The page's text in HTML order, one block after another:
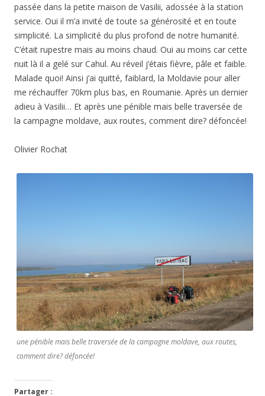
passée dans la petite maison de Vasilii, adossée à la station
service. Oui il m’a invité de toute sa générosité et en toute
simplicité. La simplicité du plus profond de notre humanité.
C’était rupestre mais au moins chaud. Oui au moins car cette
nuit là il a gelé sur Cahul. Au réveil j’étais fièvre, pâle et faible.
Malade quoi! Ainsi j’ai quitté, faiblard, la Moldavie pour aller
me réchauffer 70km plus bas, en Roumanie. Après un dernier
adieu à Vasilii… Et après une pénible mais belle traversée de
la campagne moldave, aux routes, comment dire? défoncée!
Olivier Rochat
une pénible mais belle traversée de la campagne moldave, aux routes,
comment dire? défoncée!
Partager :